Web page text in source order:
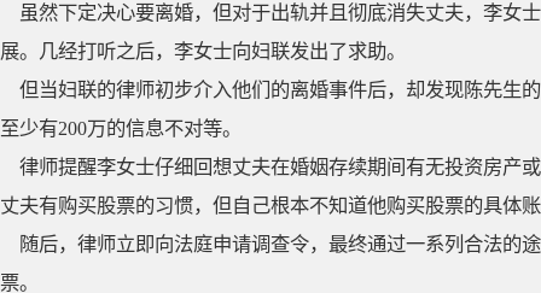
虽然下定决心要离婚，但对于出轨并且彻底消失丈夫，李女
展。几经打听之后，李女士向妇联发出了求助。
但当妇联的律师初步介入他们的离婚事件后，却发现陈先生
至少有200万的信息不对等。
律师提醒李女士仔细回想丈夫在婚姻存续期间有无投资房产
丈夫有购买股票的习惯，但自己根本不知道他购买股票的具体
随后，律师立即向法庭申请调查令，最终通过一系列合法的
票。